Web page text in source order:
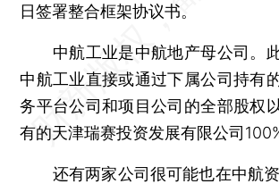
日签署整合框架协议书。
中航工业是中航地产母公司。
中航工业直接或通过下属公司持有
务平台公司和项目公司的全部股权
有的天津瑞赛投资发展有限公司
还有两家公司很可能也在中航